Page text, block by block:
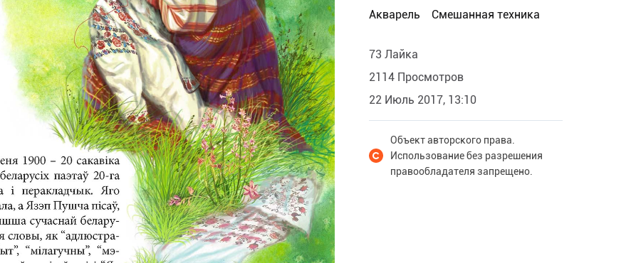
Акварель
Смешанная техника
73 Лайка
2114 Просмотров
22 Июль 2017, 13:10
Объект авторского права.
Использование без разрешения
правообладателя запрещено.